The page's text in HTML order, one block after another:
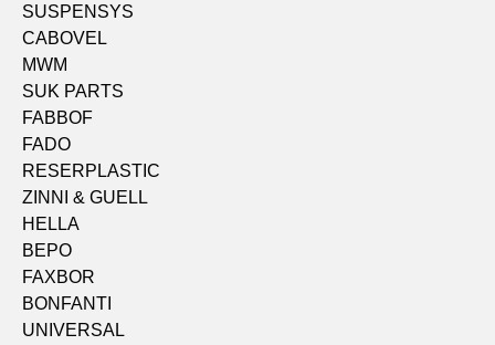
SUSPENSYS
CABOVEL
MWM
SUK PARTS
FABBOF
FADO
RESERPLASTIC
ZINNI & GUELL
HELLA
BEPO
FAXBOR
BONFANTI
UNIVERSAL